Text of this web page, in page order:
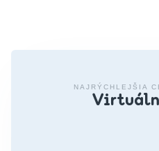
NAJRÝCHLEJŠIA